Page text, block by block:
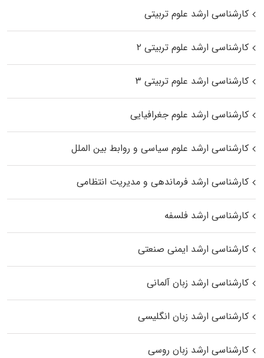
کارشناسی ارشد علوم تربیتی
کارشناسی ارشد علوم تربیتی ۲
کارشناسی ارشد علوم تربیتی ۳
کارشناسی ارشد علوم جغرافیایی
کارشناسی ارشد علوم سیاسی و روابط بین الملل
کارشناسی ارشد فرماندهی و مدیریت انتظامی
کارشناسی ارشد فلسفه
کارشناسی ارشد ایمنی صنعتی
کارشناسی ارشد زبان آلمانی
کارشناسی ارشد زبان انگلیسی
کارشناسی ارشد زبان روسی